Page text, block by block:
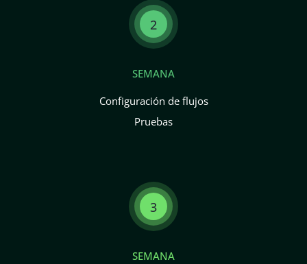
2
SEMANA
Configuración de flujos
Pruebas
3
SEMANA